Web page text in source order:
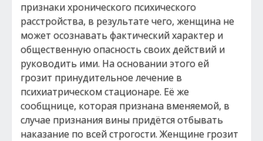
признаки хронического психического
расстройства, в результате чего, женщина не
может осознавать фактический характер и
общественную опасность своих действий и
руководить ими. На основании этого ей
грозит принудительное лечение в
психиатрическом стационаре. Её же
сообщнице, которая признана вменяемой, в
случае признания вины придётся отбывать
наказание по всей строгости. Женщине грозит